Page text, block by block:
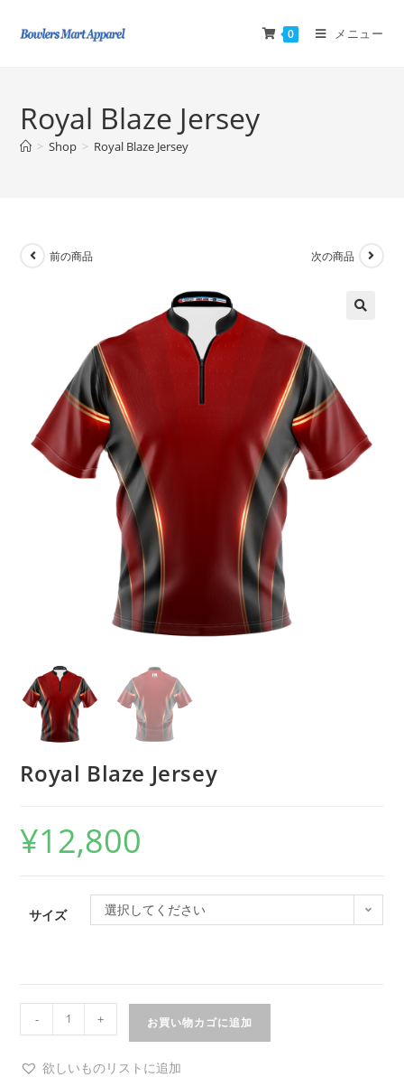
0 メニュー
Royal Blaze Jersey
> Shop > Royal Blaze Jersey
前の商品 次の商品
Royal Blaze Jersey
¥12,800
サイズ 選択してください
- + お買い物カゴに追加
欲しいものリストに追加